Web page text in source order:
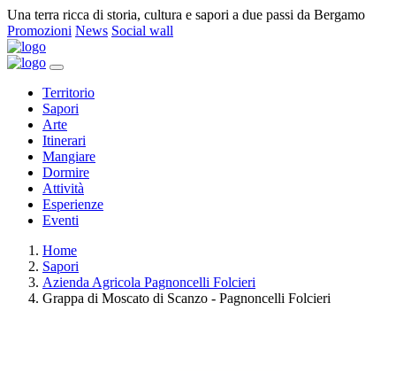
Una terra ricca di storia, cultura e sapori a due passi da Bergamo
Promozioni News Social wall
Territorio
Sapori
Arte
Itinerari
Mangiare
Dormire
Attività
Esperienze
Eventi
Home
Sapori
Azienda Agricola Pagnoncelli Folcieri
Grappa di Moscato di Scanzo - Pagnoncelli Folcieri